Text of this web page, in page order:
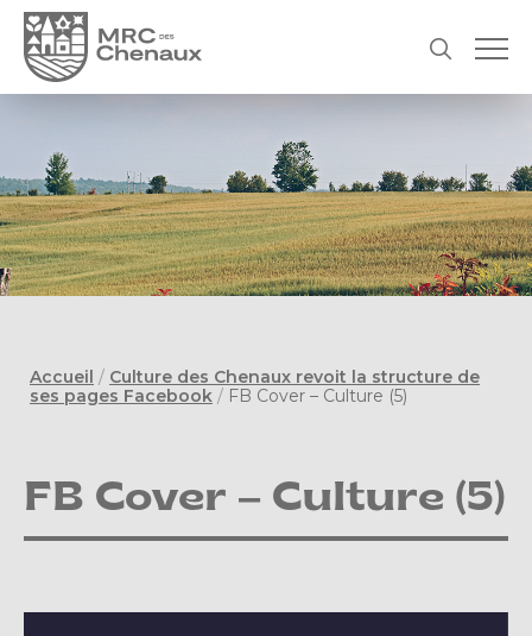
Accueil / Culture des Chenaux revoit la structure de
ses pages Facebook / FB Cover – Culture (5)
FB Cover – Culture (5)